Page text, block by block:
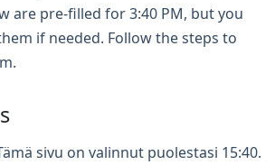
are pre-filled for 3:40 PM, but you
if needed. Follow the steps to
sivu on valinnut puolestasi 15:40.